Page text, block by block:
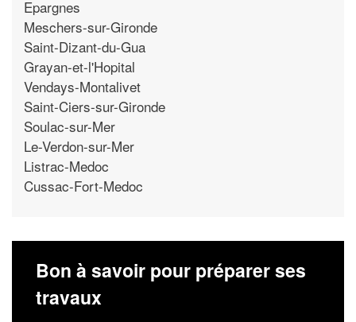
Epargnes
Meschers-sur-Gironde
Saint-Dizant-du-Gua
Grayan-et-l'Hopital
Vendays-Montalivet
Saint-Ciers-sur-Gironde
Soulac-sur-Mer
Le-Verdon-sur-Mer
Listrac-Medoc
Cussac-Fort-Medoc
Bon à savoir pour préparer ses
travaux